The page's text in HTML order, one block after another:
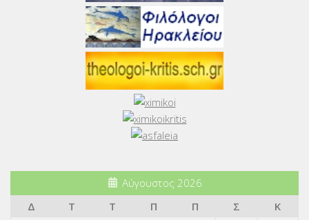
Αύγουστος 2026
Δ
Τ Τ Π Π Σ
Κ